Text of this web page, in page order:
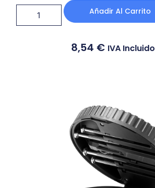
Añadir Al Carrito
8,54 € IVA Incluido